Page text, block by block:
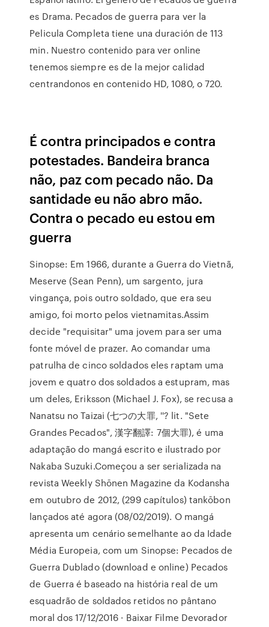
es Drama. Pecados de guerra para ver la
Pelicula Completa tiene una duración de 113
min. Nuestro contenido para ver online
tenemos siempre es de la mejor calidad
centrandonos en contenido HD, 1080, o 720.
É contra principados e contra
potestades. Bandeira branca
não, paz com pecado não. Da
santidade eu não abro mão.
Contra o pecado eu estou em
guerra
Sinopse: Em 1966, durante a Guerra do Vietnã,
Meserve (Sean Penn), um sargento, jura
vingança, pois outro soldado, que era seu
amigo, foi morto pelos vietnamitas.Assim
decide "requisitar" uma jovem para ser uma
fonte móvel de prazer. Ao comandar uma
patrulha de cinco soldados eles raptam uma
jovem e quatro dos soldados a estupram, mas
um deles, Eriksson (Michael J. Fox), se recusa a
Nanatsu no Taizai (七つの大罪, ''? lit. "Sete
Grandes Pecados", 漢字翻譯: 7個大罪), é uma
adaptação do mangá escrito e ilustrado por
Nakaba Suzuki.Começou a ser serializada na
revista Weekly Shōnen Magazine da Kodansha
em outubro de 2012, (299 capítulos) tankōbon
lançados até agora (08/02/2019). O mangá
apresenta um cenário semelhante ao da Idade
Média Europeia, com um Sinopse: Pecados de
Guerra Dublado (download e online) Pecados
de Guerra é baseado na história real de um
esquadrão de soldados retidos no pântano
moral dos 17/12/2016 · Baixar Filme Devorador